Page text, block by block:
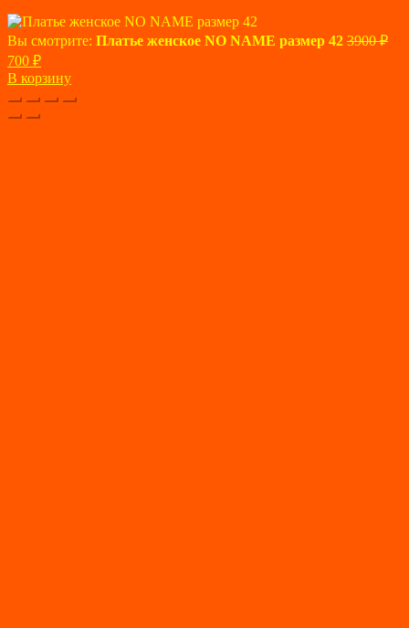
Вы смотрите: Платье женское NO NAME размер 42 3900₽
700 ₽Текущая
цена:
В корзину